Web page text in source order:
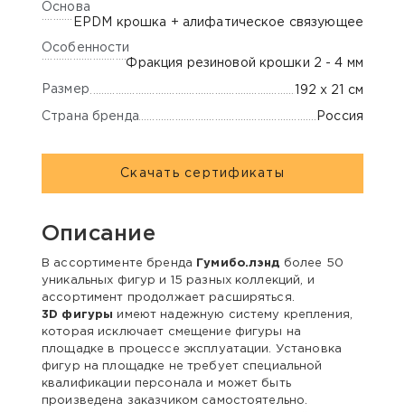
Основа
EPDM крошка + алифатическое связующее
Особенности
Фракция резиновой крошки 2 - 4 мм
Размер 192 х 21 см
Страна бренда Россия
Скачать сертификаты
Описание
В ассортименте бренда Гумибо.лэнд более 50
уникальных фигур и 15 разных коллекций, и
ассортимент продолжает расширяться.
3D фигуры имеют надежную систему крепления,
которая исключает смещение фигуры на
площадке в процессе эксплуатации. Установка
фигур на площадке не требует специальной
квалификации персонала и может быть
произведена заказчиком самостоятельно.